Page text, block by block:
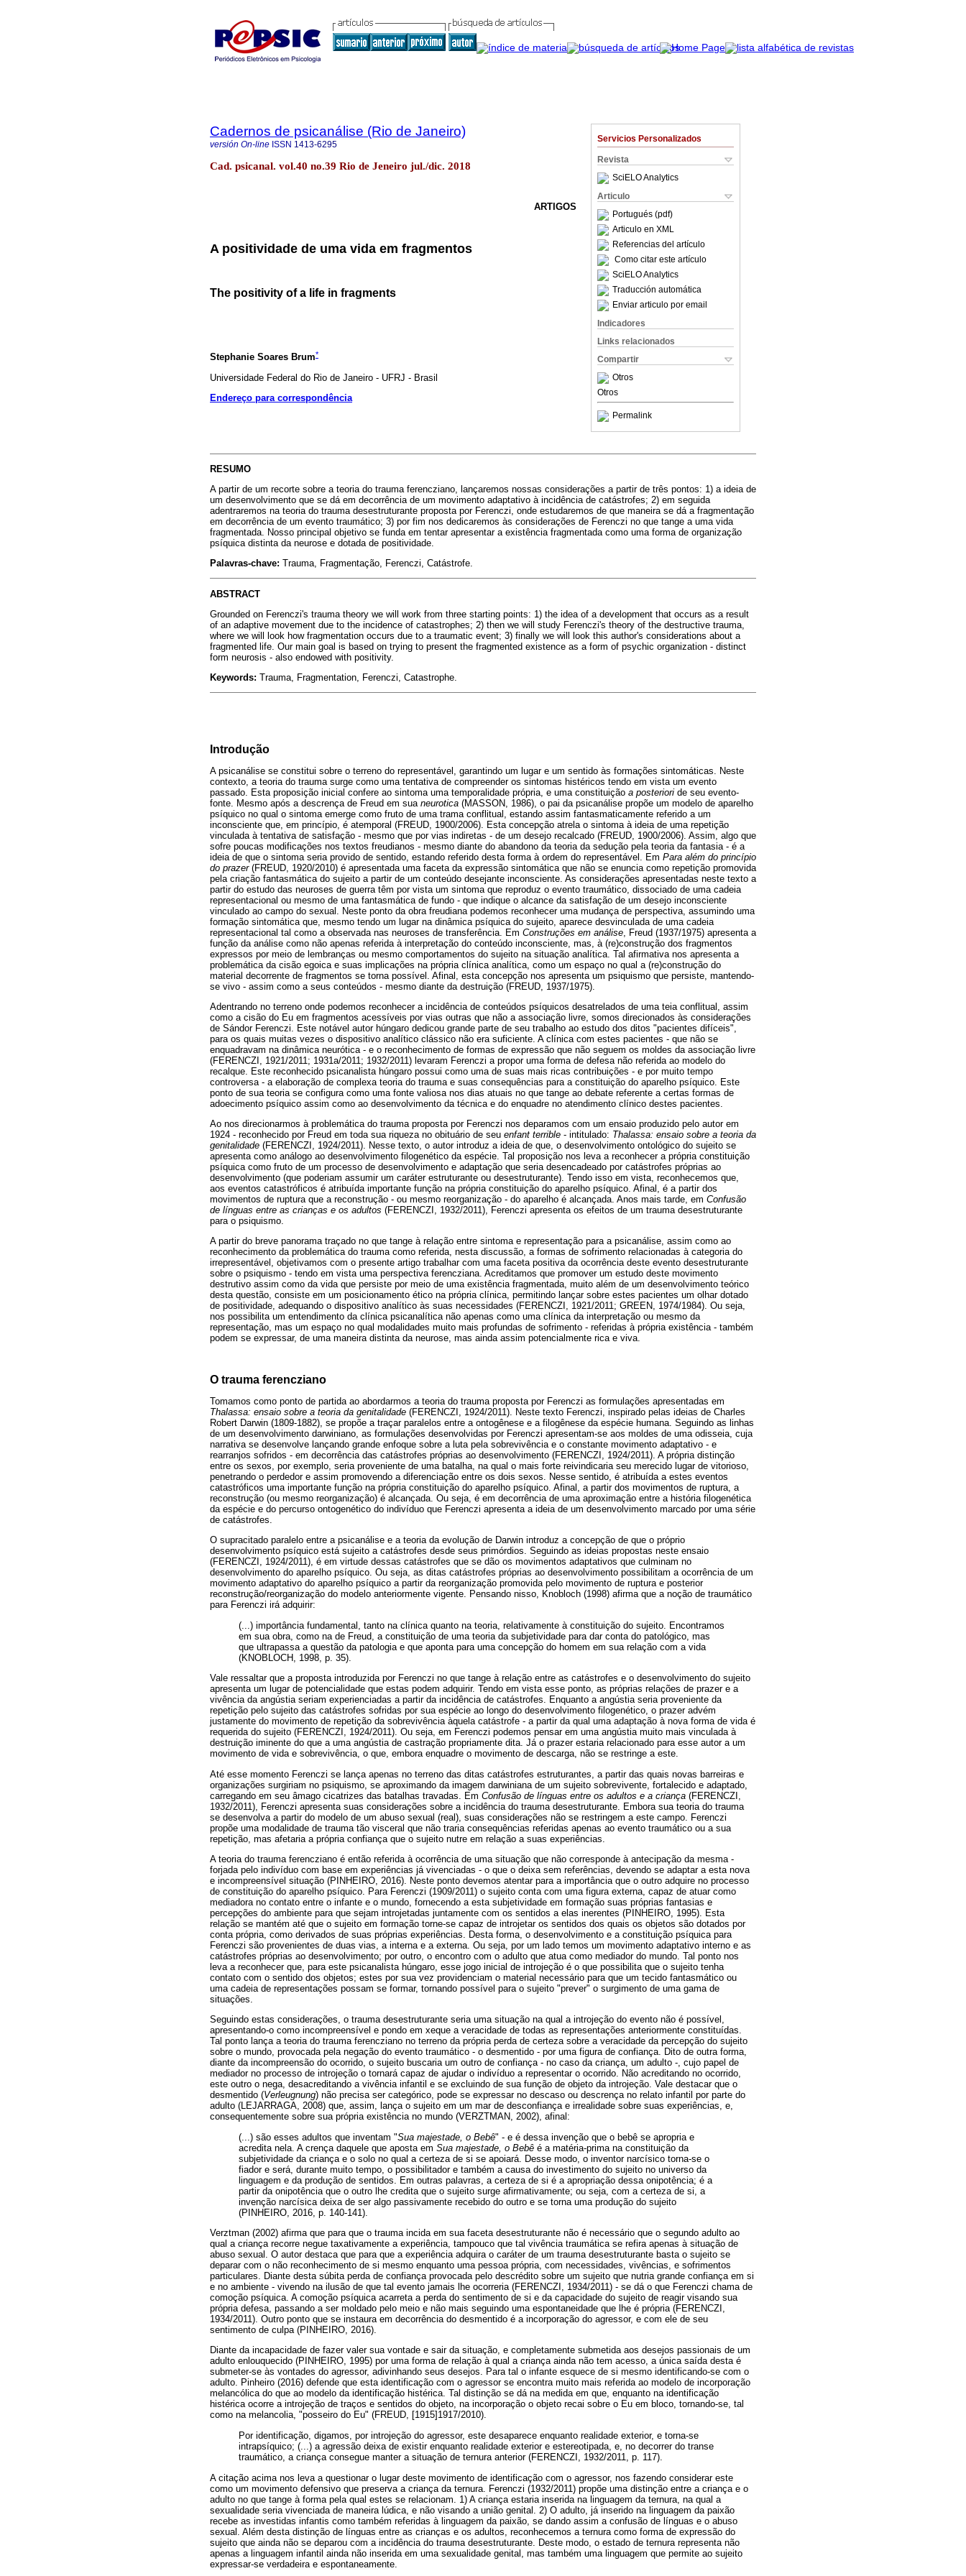
Servicios Personalizados
Revista
SciELO Analytics
Articulo
Portugués (pdf)
Articulo en XML
Referencias del artículo
Como citar este artículo
SciELO Analytics
Traducción automática
Enviar articulo por email
Indicadores
Links relacionados
Compartir
Otros
Otros
Permalink
Cadernos de psicanálise (Rio de Janeiro)
versión On-line ISSN 1413-6295
Cad. psicanal. vol.40 no.39 Rio de Jeneiro jul./dic. 2018
ARTIGOS
A positividade de uma vida em fragmentos
The positivity of a life in fragments
Stephanie Soares Brum*
Universidade Federal do Rio de Janeiro - UFRJ - Brasil
Endereço para correspondência
RESUMO
A partir de um recorte sobre a teoria do trauma ferencziano, lançaremos nossas considerações a partir de três pontos: 1) a ideia de
um desenvolvimento que se dá em decorrência de um movimento adaptativo à incidência de catástrofes; 2) em seguida
adentraremos na teoria do trauma desestruturante proposta por Ferenczi, onde estudaremos de que maneira se dá a fragmentação
em decorrência de um evento traumático; 3) por fim nos dedicaremos às considerações de Ferenczi no que tange a uma vida
fragmentada. Nosso principal objetivo se funda em tentar apresentar a existência fragmentada como uma forma de organização
psíquica distinta da neurose e dotada de positividade.
Palavras-chave: Trauma, Fragmentação, Ferenczi, Catástrofe.
ABSTRACT
Grounded on Ferenczi's trauma theory we will work from three starting points: 1) the idea of a development that occurs as a result
of an adaptive movement due to the incidence of catastrophes; 2) then we will study Ferenczi's theory of the destructive trauma,
where we will look how fragmentation occurs due to a traumatic event; 3) finally we will look this author's considerations about a
fragmented life. Our main goal is based on trying to present the fragmented existence as a form of psychic organization - distinct
form neurosis - also endowed with positivity.
Keywords: Trauma, Fragmentation, Ferenczi, Catastrophe.
Introdução
A psicanálise se constitui sobre o terreno do representável, garantindo um lugar e um sentido às formações sintomáticas. Neste
contexto, a teoria do trauma surge como uma tentativa de compreender os sintomas histéricos tendo em vista um evento
passado. Esta proposição inicial confere ao sintoma uma temporalidade própria, e uma constituição a posteriori de seu evento-
fonte. Mesmo após a descrença de Freud em sua neurotica (MASSON, 1986), o pai da psicanálise propõe um modelo de aparelho
psíquico no qual o sintoma emerge como fruto de uma trama conflitual, estando assim fantasmaticamente referido a um
inconsciente que, em princípio, é atemporal (FREUD, 1900/2006). Esta concepção atrela o sintoma à ideia de uma repetição
vinculada à tentativa de satisfação - mesmo que por vias indiretas - de um desejo recalcado (FREUD, 1900/2006). Assim, algo que
sofre poucas modificações nos textos freudianos - mesmo diante do abandono da teoria da sedução pela teoria da fantasia - é a
ideia de que o sintoma seria provido de sentido, estando referido desta forma à ordem do representável. Em Para além do princípio
do prazer (FREUD, 1920/2010) é apresentada uma faceta da expressão sintomática que não se enuncia como repetição promovida
pela criação fantasmática do sujeito a partir de um conteúdo desejante inconsciente. As considerações apresentadas neste texto a
partir do estudo das neuroses de guerra têm por vista um sintoma que reproduz o evento traumático, dissociado de uma cadeia
representacional ou mesmo de uma fantasmática de fundo - que indique o alcance da satisfação de um desejo inconsciente
vinculado ao campo do sexual. Neste ponto da obra freudiana podemos reconhecer uma mudança de perspectiva, assumindo uma
formação sintomática que, mesmo tendo um lugar na dinâmica psíquica do sujeito, aparece desvinculada de uma cadeia
representacional tal como a observada nas neuroses de transferência. Em Construções em análise , Freud (1937/1975) apresenta a
função da análise como não apenas referida à interpretação do conteúdo inconsciente, mas, à (re)construção dos fragmentos
expressos por meio de lembranças ou mesmo comportamentos do sujeito na situação analítica. Tal afirmativa nos apresenta a
problemática da cisão egoica e suas implicações na própria clínica analítica, como um espaço no qual a (re)construção do
material decorrente de fragmentos se torna possível. Afinal, esta concepção nos apresenta um psiquismo que persiste, mantendo-
se vivo - assim como a seus conteúdos - mesmo diante da destruição (FREUD, 1937/1975).
Adentrando no terreno onde podemos reconhecer a incidência de conteúdos psíquicos desatrelados de uma teia conflitual, assim
como a cisão do Eu em fragmentos acessíveis por vias outras que não a associação livre, somos direcionados às considerações
de Sándor Ferenczi. Este notável autor húngaro dedicou grande parte de seu trabalho ao estudo dos ditos "pacientes difíceis",
para os quais muitas vezes o dispositivo analítico clássico não era suficiente. A clínica com estes pacientes - que não se
enquadravam na dinâmica neurótica - e o reconhecimento de formas de expressão que não seguem os moldes da associação livre
(FERENCZI, 1921/2011; 1931a/2011; 1932/2011) levaram Ferenczi a propor uma forma de defesa não referida ao modelo do
recalque. Este reconhecido psicanalista húngaro possui como uma de suas mais ricas contribuições - e por muito tempo
controversa - a elaboração de complexa teoria do trauma e suas consequências para a constituição do aparelho psíquico. Este
ponto de sua teoria se configura como uma fonte valiosa nos dias atuais no que tange ao debate referente a certas formas de
adoecimento psíquico assim como ao desenvolvimento da técnica e do enquadre no atendimento clínico destes pacientes.
Ao nos direcionarmos à problemática do trauma proposta por Ferenczi nos deparamos com um ensaio produzido pelo autor em
1924 - reconhecido por Freud em toda sua riqueza no obituário de seu enfant terrible - intitulado: Thalassa: ensaio sobre a teoria da
genitalidade (FERENCZI, 1924/2011). Nesse texto, o autor introduz a ideia de que, o desenvolvimento ontológico do sujeito se
apresenta como análogo ao desenvolvimento filogenético da espécie. Tal proposição nos leva a reconhecer a própria constituição
psíquica como fruto de um processo de desenvolvimento e adaptação que seria desencadeado por catástrofes próprias ao
desenvolvimento (que poderiam assumir um caráter estruturante ou desestruturante). Tendo isso em vista, reconhecemos que,
aos eventos catastróficos é atribuída importante função na própria constituição do aparelho psíquico. Afinal, é a partir dos
movimentos de ruptura que a reconstrução - ou mesmo reorganização - do aparelho é alcançada. Anos mais tarde, em Confusão
de línguas entre as crianças e os adultos (FERENCZI, 1932/2011), Ferenczi apresenta os efeitos de um trauma desestruturante
para o psiquismo.
A partir do breve panorama traçado no que tange à relação entre sintoma e representação para a psicanálise, assim como ao
reconhecimento da problemática do trauma como referida, nesta discussão, a formas de sofrimento relacionadas à categoria do
irrepresentável, objetivamos com o presente artigo trabalhar com uma faceta positiva da ocorrência deste evento desestruturante
sobre o psiquismo - tendo em vista uma perspectiva ferencziana. Acreditamos que promover um estudo deste movimento
destrutivo assim como da vida que persiste por meio de uma existência fragmentada, muito além de um desenvolvimento teórico
desta questão, consiste em um posicionamento ético na própria clínica, permitindo lançar sobre estes pacientes um olhar dotado
de positividade, adequando o dispositivo analítico às suas necessidades (FERENCZI, 1921/2011; GREEN, 1974/1984). Ou seja,
nos possibilita um entendimento da clínica psicanalítica não apenas como uma clínica da interpretação ou mesmo da
representação, mas um espaço no qual modalidades muito mais profundas de sofrimento - referidas à própria existência - também
podem se expressar, de uma maneira distinta da neurose, mas ainda assim potencialmente rica e viva.
O trauma ferencziano
Tomamos como ponto de partida ao abordarmos a teoria do trauma proposta por Ferenczi as formulações apresentadas em
Thalassa: ensaio sobre a teoria da genitalidade (FERENCZI, 1924/2011). Neste texto Ferenczi, inspirado pelas ideias de Charles
Robert Darwin (1809-1882), se propõe a traçar paralelos entre a ontogênese e a filogênese da espécie humana. Seguindo as linhas
de um desenvolvimento darwiniano, as formulações desenvolvidas por Ferenczi apresentam-se aos moldes de uma odisseia, cuja
narrativa se desenvolve lançando grande enfoque sobre a luta pela sobrevivência e o constante movimento adaptativo - e
rearranjos sofridos - em decorrência das catástrofes próprias ao desenvolvimento (FERENCZI, 1924/2011). A própria distinção
entre os sexos, por exemplo, seria proveniente de uma batalha, na qual o mais forte reivindicaria seu merecido lugar de vitorioso,
penetrando o perdedor e assim promovendo a diferenciação entre os dois sexos. Nesse sentido, é atribuída a estes eventos
catastróficos uma importante função na própria constituição do aparelho psíquico. Afinal, a partir dos movimentos de ruptura, a
reconstrução (ou mesmo reorganização) é alcançada. Ou seja, é em decorrência de uma aproximação entre a história filogenética
da espécie e do percurso ontogenético do indivíduo que Ferenczi apresenta a ideia de um desenvolvimento marcado por uma série
de catástrofes.
O supracitado paralelo entre a psicanálise e a teoria da evolução de Darwin introduz a concepção de que o próprio
desenvolvimento psíquico está sujeito a catástrofes desde seus primórdios. Seguindo as ideias propostas neste ensaio
(FERENCZI, 1924/2011), é em virtude dessas catástrofes que se dão os movimentos adaptativos que culminam no
desenvolvimento do aparelho psíquico. Ou seja, as ditas catástrofes próprias ao desenvolvimento possibilitam a ocorrência de um
movimento adaptativo do aparelho psíquico a partir da reorganização promovida pelo movimento de ruptura e posterior
reconstrução/reorganização do modelo anteriormente vigente. Pensando nisso, Knobloch (1998) afirma que a noção de traumático
para Ferenczi irá adquirir:
(...) importância fundamental, tanto na clínica quanto na teoria, relativamente à constituição do sujeito. Encontramos
em sua obra, como na de Freud, a constituição de uma teoria da subjetividade para dar conta do patológico, mas
que ultrapassa a questão da patologia e que aponta para uma concepção do homem em sua relação com a vida
(KNOBLOCH, 1998, p. 35).
Vale ressaltar que a proposta introduzida por Ferenczi no que tange à relação entre as catástrofes e o desenvolvimento do sujeito
apresenta um lugar de potencialidade que estas podem adquirir. Tendo em vista esse ponto, as próprias relações de prazer e a
vivência da angústia seriam experienciadas a partir da incidência de catástrofes. Enquanto a angústia seria proveniente da
repetição pelo sujeito das catástrofes sofridas por sua espécie ao longo do desenvolvimento filogenético, o prazer advém
justamente do movimento de repetição da sobrevivência àquela catástrofe - a partir da qual uma adaptação à nova forma de vida é
requerida do sujeito (FERENCZI, 1924/2011). Ou seja, em Ferenczi podemos pensar em uma angústia muito mais vinculada à
destruição iminente do que a uma angústia de castração propriamente dita. Já o prazer estaria relacionado para esse autor a um
movimento de vida e sobrevivência, o que, embora enquadre o movimento de descarga, não se restringe a este.
Até esse momento Ferenczi se lança apenas no terreno das ditas catástrofes estruturantes, a partir das quais novas barreiras e
organizações surgiriam no psiquismo, se aproximando da imagem darwiniana de um sujeito sobrevivente, fortalecido e adaptado,
carregando em seu âmago cicatrizes das batalhas travadas. Em Confusão de línguas entre os adultos e a criança (FERENCZI,
1932/2011), Ferenczi apresenta suas considerações sobre a incidência do trauma desestruturante. Embora sua teoria do trauma
se desenvolva a partir do modelo de um abuso sexual (real), suas considerações não se restringem a este campo. Ferenczi
propõe uma modalidade de trauma tão visceral que não traria consequências referidas apenas ao evento traumático ou a sua
repetição, mas afetaria a própria confiança que o sujeito nutre em relação a suas experiências.
A teoria do trauma ferencziano é então referida à ocorrência de uma situação que não corresponde à antecipação da mesma -
forjada pelo indivíduo com base em experiências já vivenciadas - o que o deixa sem referências, devendo se adaptar a esta nova
e incompreensível situação (PINHEIRO, 2016). Neste ponto devemos atentar para a importância que o outro adquire no processo
de constituição do aparelho psíquico. Para Ferenczi (1909/2011) o sujeito conta com uma figura externa, capaz de atuar como
mediadora no contato entre o infante e o mundo, fornecendo a esta subjetividade em formação suas próprias fantasias e
percepções do ambiente para que sejam introjetadas juntamente com os sentidos a elas inerentes (PINHEIRO, 1995). Esta
relação se mantém até que o sujeito em formação torne-se capaz de introjetar os sentidos dos quais os objetos são dotados por
conta própria, como derivados de suas próprias experiências. Desta forma, o desenvolvimento e a constituição psíquica para
Ferenczi são provenientes de duas vias, a interna e a externa. Ou seja, por um lado temos um movimento adaptativo interno e as
catástrofes próprias ao desenvolvimento; por outro, o encontro com o adulto que atua como mediador do mundo. Tal ponto nos
leva a reconhecer que, para este psicanalista húngaro, esse jogo inicial de introjeção é o que possibilita que o sujeito tenha
contato com o sentido dos objetos; estes por sua vez providenciam o material necessário para que um tecido fantasmático ou
uma cadeia de representações possam se formar, tornando possível para o sujeito "prever" o surgimento de uma gama de
situações.
Seguindo estas considerações, o trauma desestruturante seria uma situação na qual a introjeção do evento não é possível,
apresentando-o como incompreensível e pondo em xeque a veracidade de todas as representações anteriormente constituídas.
Tal ponto lança a teoria do trauma ferencziano no terreno da própria perda de certeza sobre a veracidade da percepção do sujeito
sobre o mundo, provocada pela negação do evento traumático - o desmentido - por uma figura de confiança. Dito de outra forma,
diante da incompreensão do ocorrido, o sujeito buscaria um outro de confiança - no caso da criança, um adulto -, cujo papel de
mediador no processo de introjeção o tornará capaz de ajudar o indivíduo a representar o ocorrido. Não acreditando no ocorrido,
este outro o nega, desacreditando a vivência infantil e se excluindo de sua função de objeto da introjeção. Vale destacar que o
desmentido (Verleugnung) não precisa ser categórico, pode se expressar no descaso ou descrença no relato infantil por parte do
adulto (LEJARRAGA, 2008) que, assim, lança o sujeito em um mar de desconfiança e irrealidade sobre suas experiências, e,
consequentemente sobre sua própria existência no mundo (VERZTMAN, 2002), afinal:
(...) são esses adultos que inventam "Sua majestade, o Bebê" - e é dessa invenção que o bebê se apropria e
acredita nela. A crença daquele que aposta em Sua majestade, o Bebê é a matéria-prima na constituição da
subjetividade da criança e o solo no qual a certeza de si se apoiará. Desse modo, o inventor narcísico torna-se o
fiador e será, durante muito tempo, o possibilitador e também a causa do investimento do sujeito no universo da
linguagem e da produção de sentidos. Em outras palavras, a certeza de si é a apropriação dessa onipotência; é a
partir da onipotência que o outro lhe credita que o sujeito surge afirmativamente; ou seja, com a certeza de si, a
invenção narcísica deixa de ser algo passivamente recebido do outro e se torna uma produção do sujeito
(PINHEIRO, 2016, p. 140-141).
Verztman (2002) afirma que para que o trauma incida em sua faceta desestruturante não é necessário que o segundo adulto ao
qual a criança recorre negue taxativamente a experiência, tampouco que tal vivência traumática se refira apenas à situação de
abuso sexual. O autor destaca que para que a experiência adquira o caráter de um trauma desestruturante basta o sujeito se
deparar com o não reconhecimento de si mesmo enquanto uma pessoa própria, com necessidades, vivências, e sofrimentos
particulares. Diante desta súbita perda de confiança provocada pelo descrédito sobre um sujeito que nutria grande confiança em si
e no ambiente - vivendo na ilusão de que tal evento jamais lhe ocorreria (FERENCZI, 1934/2011) - se dá o que Ferenczi chama de
comoção psíquica. A comoção psíquica acarreta a perda do sentimento de si e da capacidade do sujeito de reagir visando sua
própria defesa, passando a ser moldado pelo meio e não mais seguindo uma espontaneidade que lhe é própria (FERENCZI,
1934/2011). Outro ponto que se instaura em decorrência do desmentido é a incorporação do agressor, e com ele de seu
sentimento de culpa (PINHEIRO, 2016).
Diante da incapacidade de fazer valer sua vontade e sair da situação, e completamente submetida aos desejos passionais de um
adulto enlouquecido (PINHEIRO, 1995) por uma forma de relação à qual a criança ainda não tem acesso, a única saída desta é
submeter-se às vontades do agressor, adivinhando seus desejos. Para tal o infante esquece de si mesmo identificando-se com o
adulto. Pinheiro (2016) defende que esta identificação com o agressor se encontra muito mais referida ao modelo de incorporação
melancólica do que ao modelo da identificação histérica. Tal distinção se dá na medida em que, enquanto na identificação
histérica ocorre a introjeção de traços e sentidos do objeto, na incorporação o objeto recai sobre o Eu em bloco, tornando-se, tal
como na melancolia, "posseiro do Eu" (FREUD, [1915]1917/2010).
Por identificação, digamos, por introjeção do agressor, este desaparece enquanto realidade exterior, e torna-se
intrapsíquico; (...) a agressão deixa de existir enquanto realidade exterior e estereotipada, e, no decorrer do transe
traumático, a criança consegue manter a situação de ternura anterior (FERENCZI, 1932/2011, p. 117).
A citação acima nos leva a questionar o lugar deste movimento de identificação com o agressor, nos fazendo considerar este
como um movimento defensivo que preserva a criança da ternura. Ferenczi (1932/2011) propõe uma distinção entre a criança e o
adulto no que tange à forma pela qual estes se relacionam. 1) A criança estaria inserida na linguagem da ternura, na qual a
sexualidade seria vivenciada de maneira lúdica, e não visando a união genital. 2) O adulto, já inserido na linguagem da paixão
recebe as investidas infantis como também referidas à linguagem da paixão, se dando assim a confusão de línguas e o abuso
sexual. Além desta distinção de línguas entre as crianças e os adultos, reconhecemos a ternura como forma de expressão do
sujeito que ainda não se deparou com a incidência do trauma desestruturante. Deste modo, o estado de ternura representa não
apenas a linguagem infantil ainda não inserida em uma sexualidade genital, mas também uma linguagem que permite ao sujeito
expressar-se verdadeira e espontaneamente.